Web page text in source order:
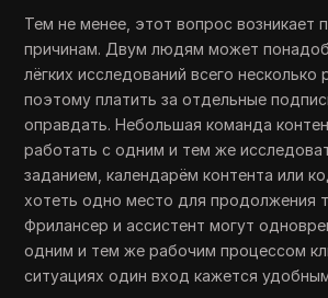
Тем не менее, этот вопрос возникает
причинам. Двум людям может
лёгких исследований всего несколько
поэтому платить за отдельные
оправдать. Небольшая команда
работать с одним и тем же
заданием, календарём контента или
хотеть одно место для продолжения
Фрилансер и ассистент могут
одним и тем же рабочим процессом
ситуациях один вход кажется